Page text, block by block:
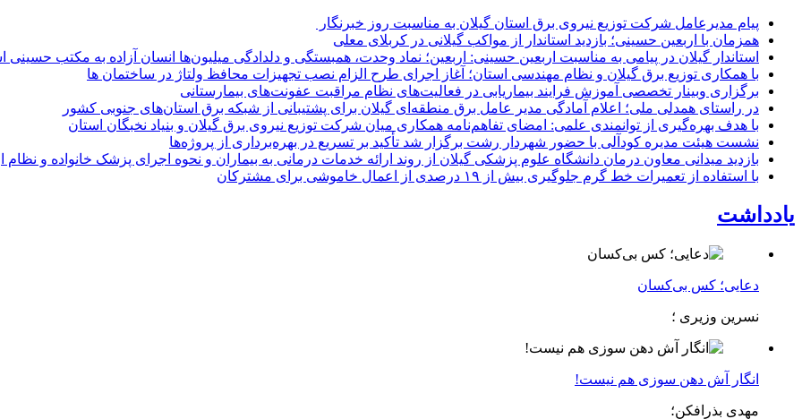
پیام مدیرعامل شركت توزیع نیروی برق استان گیلان به مناسبت روز خبرنگار ‌
همزمان با اربعین حسینی؛ بازدید استاندار از مواکب گیلانی در کربلای معلی
استاندار گیلان در پیامی به مناسبت اربعین حسینی: اربعین؛ نماد وحدت، همبستگی و دلدادگی میلیون‌ها انسان آزاده به مکتب
با همکاری توزیع برق گیلان و نظام مهندسی استان؛ آغاز اجرای طرح الزام نصب تجهیزات محافظ ولتاژ در ساختمان ها
برگزاری وبینار تخصصی آموزش فرایند بیماریابی در فعالیت‌های نظام مراقبت عفونت‌های بیمارستانی
در راستای همدلی ملی؛ اعلام آمادگی مدیر عامل برق منطقه‌ای گیلان برای پشتیبانی از شبكه برق استان‌های جنوبی كشور
با هدف بهره‌گیری از توانمندی علمی: امضای تفاهم‌نامه همكاری میان شركت توزیع نیروی برق گیلان و بنیاد نخبگان استان
نشست هیئت مدیره کودآلی با حضور شهردار رشت برگزار شد تأکید بر تسریع در بهره‌برداری از پروژه‌ها
بازدید میدانی معاون درمان دانشگاه علوم پزشکی گیلان از روند ارائه خدمات درمانی به بیماران و نحوه اجرای پزشک خانواده و
با استفاده از تعمیرات خط گرم جلوگیری بیش از ۱۹ درصدی از اعمال خاموشی برای مشتركان
یادداشت
دعایی؛ کس بی‌کسان
نسرین وزیری ؛
انگار آش دهن سوزی هم نیست!
مهدی بذرافکن؛